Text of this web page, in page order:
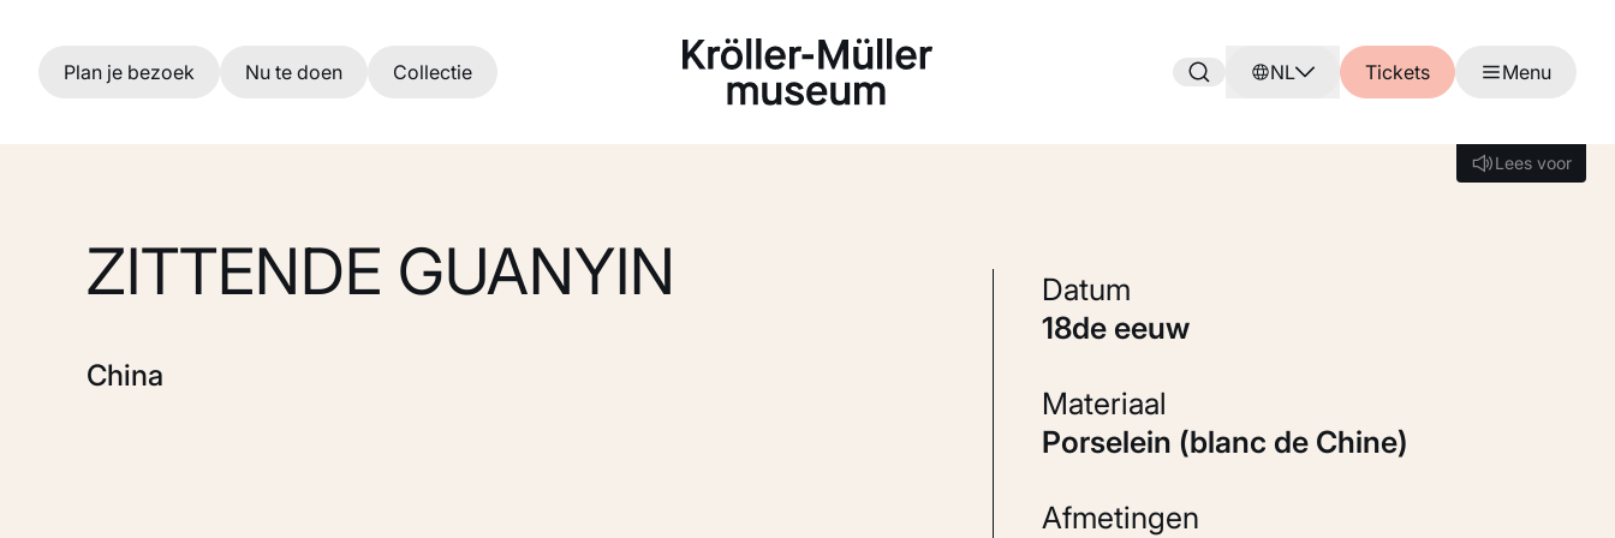
Ga naar hoofdinhoud
Plan je bezoek Nu te doen Collectie NL Tickets Menu
Lees voor
Lees voor
ZITTENDE GUANYIN
China
Datum
18de eeuw
Materiaal
Porselein (blanc de Chine)
Afmetingen